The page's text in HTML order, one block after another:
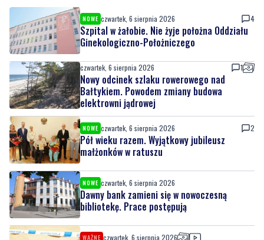
czwartek, 6 sierpnia 2026 1
Nowy odcinek szlaku rowerowego nad
Bałtykiem. Powodem zmiany budowa
elektrowni jądrowej
NOWE czwartek, 6 sierpnia 2026
Pół wieku razem. Wyjątkowy jubileusz
małżonków w ratuszu
NOWE czwartek, 6 sierpnia 2026
Dawny bank zamieni się w nowoczesną
bibliotekę. Prace postępują
WAŻNE czwartek, 6 sierpnia 2026
Alarm na plaży. Spacerowiczka natrafiła na
niewybuch